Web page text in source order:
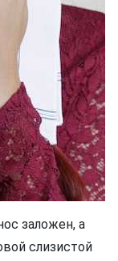
заложен, а
слизистой